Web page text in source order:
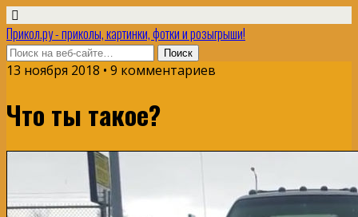
Прикол.ру - приколы, картинки, фотки и розыгрыши!
13 ноября 2018 • 9 комментариев
Что ты такое?